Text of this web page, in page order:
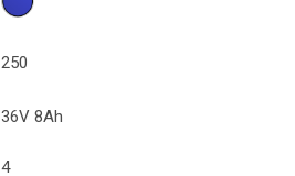
250
36V 8Ah
4